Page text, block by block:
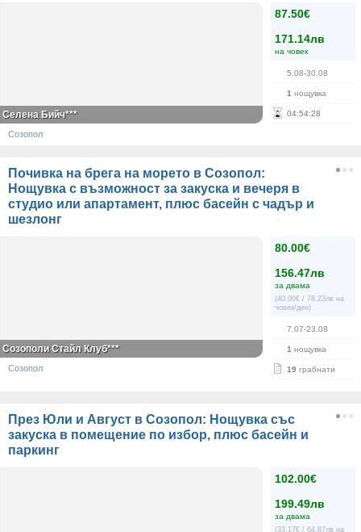
87.50€
171.14лв
на човек
5.08-30.08
1 нощувка
04:54:27
Селена Бийч***
Созопол
Почивка на брега на морето в Созопол:
Нощувка с възможност за закуска и вечеря в
студио или апартамент, плюс басейн с чадър и
шезлонг
80.00€
156.47лв
за двама
(40.00€ / 78.23лв на
човек/ден)
7.07-23.08
1 нощувка
19 грабнати
Созополи Стайл Клуб***
Созопол
През Юли и Август в Созопол: Нощувка със
закуска в помещение по избор, плюс басейн и
паркинг
102.00€
199.49лв
за двама
(33.17€ / 64.87лв на